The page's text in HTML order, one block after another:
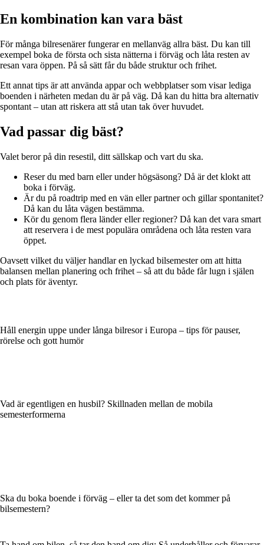
En kombination kan vara bäst
För många bilresenärer fungerar en mellanväg allra bäst. Du kan till
exempel boka de första och sista nätterna i förväg och låta resten av
resan vara öppen. På så sätt får du både struktur och frihet.
Ett annat tips är att använda appar och webbplatser som visar lediga
boenden i närheten medan du är på väg. Då kan du hitta bra alternativ
spontant – utan att riskera att stå utan tak över huvudet.
Vad passar dig bäst?
Valet beror på din resestil, ditt sällskap och vart du ska.
Reser du med barn eller under högsäsong? Då är det klokt att
boka i förväg.
Är du på roadtrip med en vän eller partner och gillar spontanitet?
Då kan du låta vägen bestämma.
Kör du genom flera länder eller regioner? Då kan det vara smart
att reservera i de mest populära områdena och låta resten vara
öppet.
Oavsett vilket du väljer handlar en lyckad bilsemester om att hitta
balansen mellan planering och frihet – så att du både får lugn i själen
och plats för äventyr.
Håll energin uppe under långa bilresor i Europa – tips för pauser,
rörelse och gott humör
Vad är egentligen en husbil? Skillnaden mellan de mobila
semesterformerna
Ska du boka boende i förväg – eller ta det som det kommer på
bilsemestern?